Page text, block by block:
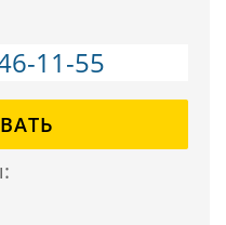
11-55